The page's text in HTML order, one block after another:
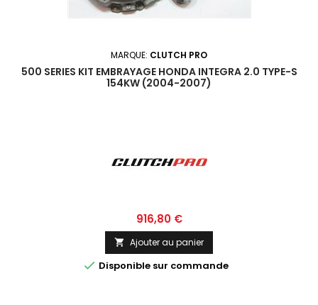
MARQUE: CLUTCH PRO
500 SERIES KIT EMBRAYAGE HONDA INTEGRA 2.0 TYPE-S
154KW (2004-2007)
Prix
916,80 €
 Ajouter au panier
 Disponible sur commande